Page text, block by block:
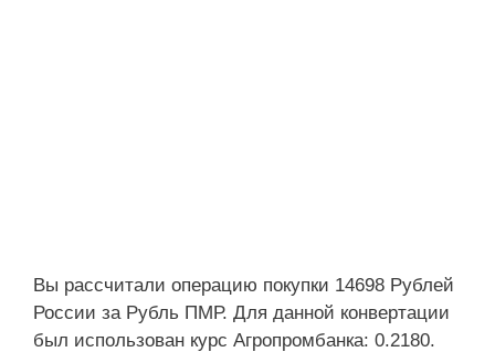
Вы рассчитали операцию покупки 14698 Рублей
России за Рубль ПМР. Для данной конвертации
был использован курс Агропромбанка: 0.2180.